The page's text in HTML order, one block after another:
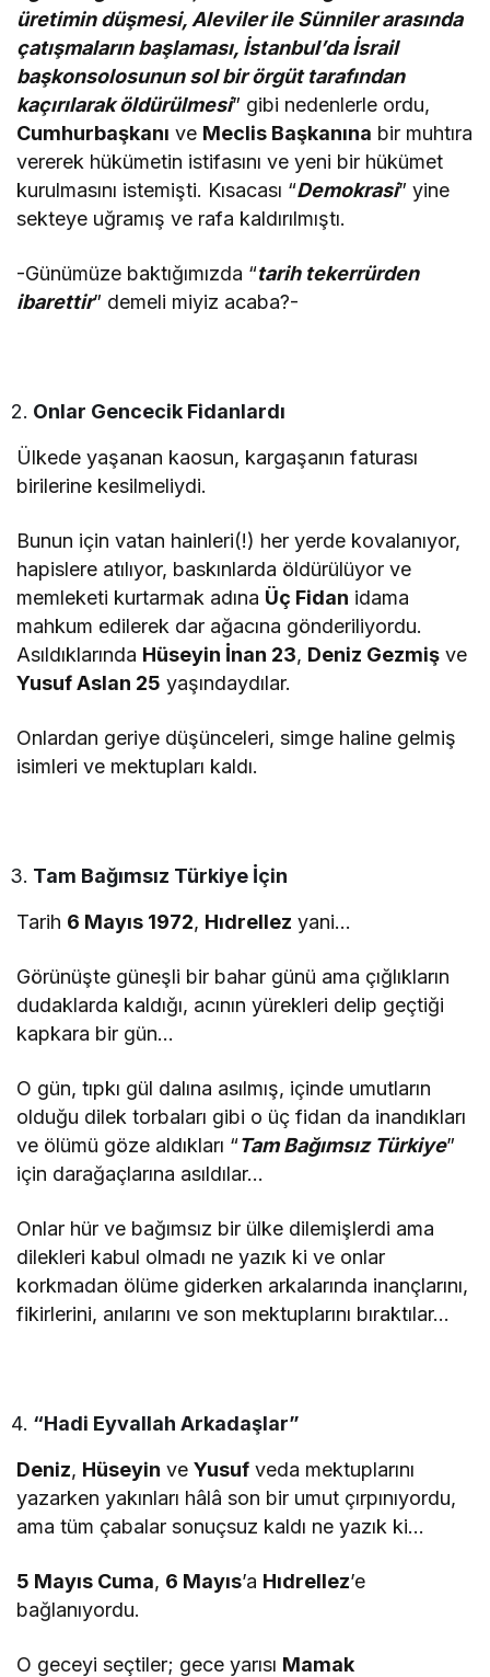
üretimin düşmesi, Aleviler ile Sünniler arasında
çatışmaların başlaması, İstanbul’da İsrail
başkonsolosunun sol bir örgüt tarafından
kaçırılarak öldürülmesi” gibi nedenlerle ordu,
Cumhurbaşkanı ve Meclis Başkanına bir muhtıra
vererek hükümetin istifasını ve yeni bir hükümet
kurulmasını istemişti. Kısacası “Demokrasi” yine
sekteye uğramış ve rafa kaldırılmıştı.
-Günümüze baktığımızda “tarih tekerrürden
ibarettir” demeli miyiz acaba?-
Onlar Gencecik Fidanlardı
Ülkede yaşanan kaosun, kargaşanın faturası
birilerine kesilmeliydi.
Bunun için vatan hainleri(!) her yerde kovalanıyor,
hapislere atılıyor, baskınlarda öldürülüyor ve
memleketi kurtarmak adına Üç Fidan idama
mahkum edilerek dar ağacına gönderiliyordu.
Asıldıklarında Hüseyin İnan 23, Deniz Gezmiş ve
Yusuf Aslan 25 yaşındaydılar.
Onlardan geriye düşünceleri, simge haline gelmiş
isimleri ve mektupları kaldı.
Tam Bağımsız Türkiye İçin
Tarih 6 Mayıs 1972, Hıdrellez yani…
Görünüşte güneşli bir bahar günü ama çığlıkların
dudaklarda kaldığı, acının yürekleri delip geçtiği
kapkara bir gün…
O gün, tıpkı gül dalına asılmış, içinde umutların
olduğu dilek torbaları gibi o üç fidan da inandıkları
ve ölümü göze aldıkları “Tam Bağımsız Türkiye”
için darağaçlarına asıldılar…
Onlar hür ve bağımsız bir ülke dilemişlerdi ama
dilekleri kabul olmadı ne yazık ki ve onlar
korkmadan ölüme giderken arkalarında inançlarını,
fikirlerini, anılarını ve son mektuplarını bıraktılar…
“Hadi Eyvallah Arkadaşlar”
Deniz, Hüseyin veYusuf veda mektuplarını
yazarken yakınları hâlâ son bir umut çırpınıyordu,
ama tüm çabalar sonuçsuz kaldı ne yazık ki…
5 Mayıs Cuma, 6 Mayıs’a Hıdrellez’e
bağlanıyordu.
O geceyi seçtiler; gece yarısı Mamak